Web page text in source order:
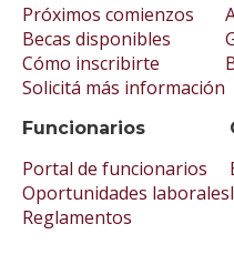
Próximos comienzos
Becas disponibles
Cómo inscribirte
Solicitá más información
Funcionarios
Portal de funcionarios
Oportunidades laborales
Reglamentos